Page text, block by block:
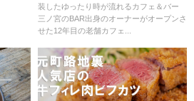
装したゆったり時が流れるカフェ＆バー
三ノ宮のBAR出身のオーナーがオープンさ
せた12年目の老舗カフェ...